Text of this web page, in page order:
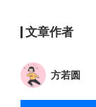
文章作者
方若圆